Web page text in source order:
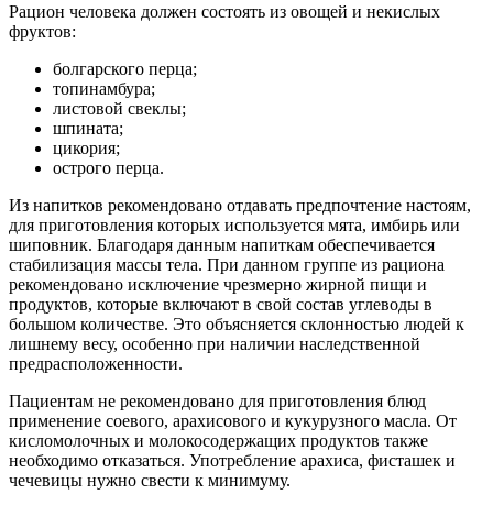
Рацион человека должен состоять из овощей и некислых
фруктов:
болгарского перца;
топинамбура;
листовой свеклы;
шпината;
цикория;
острого перца.
Из напитков рекомендовано отдавать предпочтение настоям,
для приготовления которых используется мята, имбирь или
шиповник. Благодаря данным напиткам обеспечивается
стабилизация массы тела. При данном группе из рациона
рекомендовано исключение чрезмерно жирной пищи и
продуктов, которые включают в свой состав углеводы в
большом количестве. Это объясняется склонностью людей к
лишнему весу, особенно при наличии наследственной
предрасположенности.
Пациентам не рекомендовано для приготовления блюд
применение соевого, арахисового и кукурузного масла. От
кисломолочных и молокосодержащих продуктов также
необходимо отказаться. Употребление арахиса, фисташек и
чечевицы нужно свести к минимуму.